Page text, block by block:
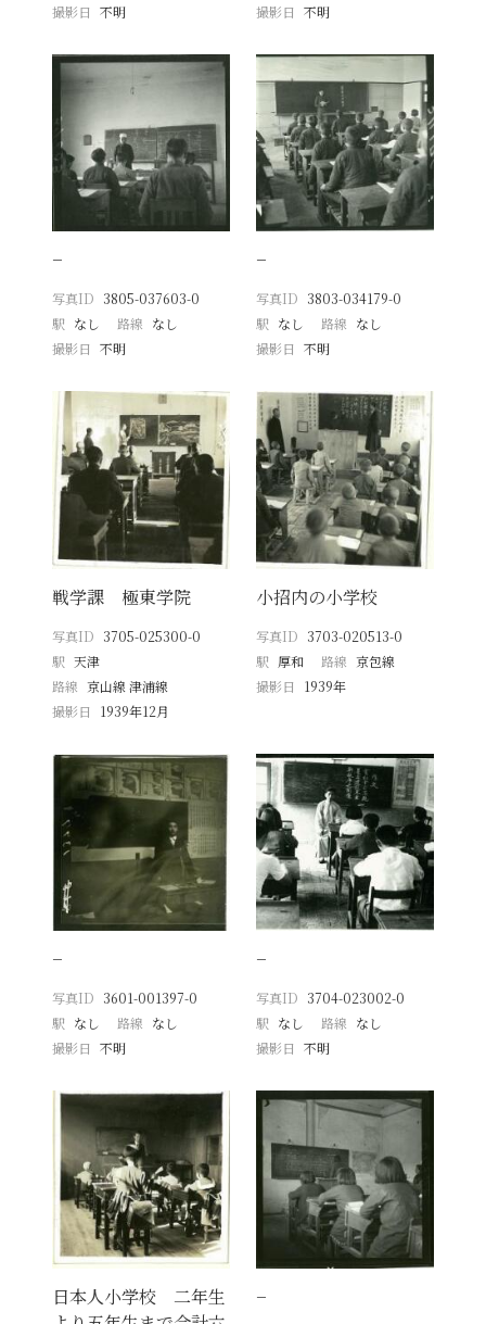
撮影日
不明
撮影日 不明
−
写真ID 3805-037603-0
駅 なし 路線 なし
撮影日
不明
−
写真ID 3803-034179-0
駅 なし 路線 なし
撮影日 不明
戦学課 極東学院
写真ID 3705-025300-0
駅 天津
路線 京山線 津浦線
撮影日
1939年12月
小招内の小学校
写真ID 3703-020513-0
駅 厚和 路線 京包線
撮影日
1939年
−
写真ID 3601-001397-0
駅 なし 路線 なし
撮影日
不明
−
写真ID 3704-023002-0
駅 なし 路線 なし
撮影日 不明
日本人小学校 二年生
−